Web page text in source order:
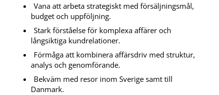
Vana att arbeta strategiskt med försäljningsmål,
budget och uppföljning.
Stark förståelse för komplexa affärer och
långsiktiga kundrelationer.
Förmåga att kombinera affärsdriv med struktur,
analys och genomförande.
Bekväm med resor inom Sverige samt till
Danmark.